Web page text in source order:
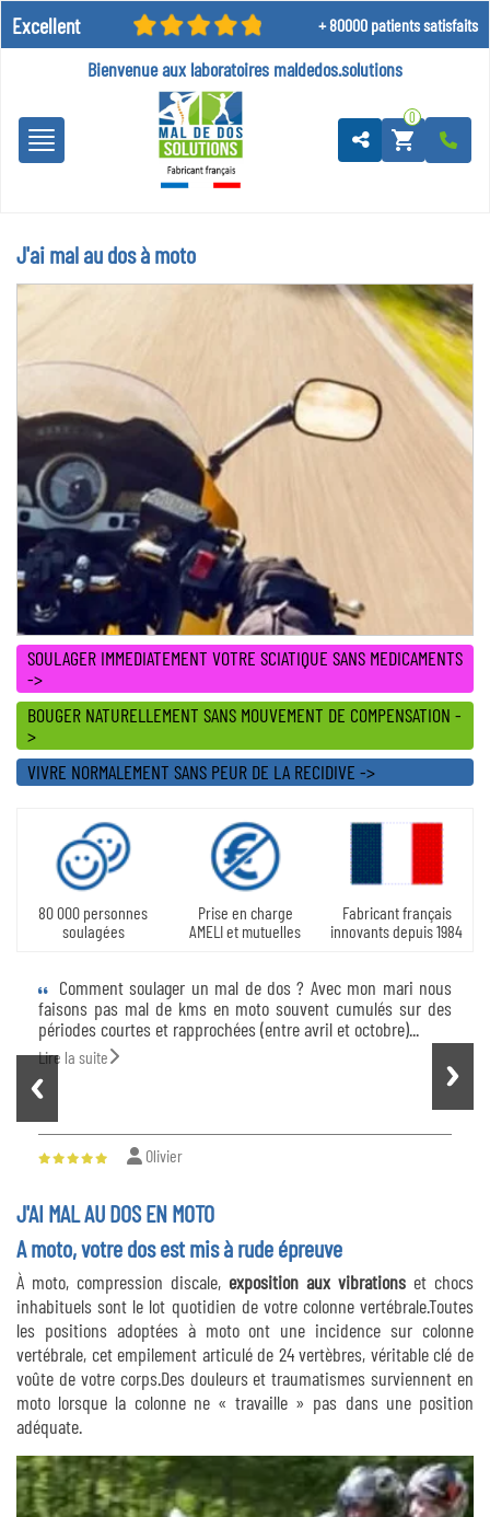
Excellent + 80000 patients satisfaits
Bienvenue aux laboratoires maldedos.solutions
shopping_cart
0
J'ai mal au dos à moto
SOULAGER IMMEDIATEMENT VOTRE SCIATIQUE SANS MEDICAMENTS
->
BOUGER NATURELLEMENT SANS MOUVEMENT DE COMPENSATION -
>
VIVRE NORMALEMENT SANS PEUR DE LA RECIDIVE ->
80 000 personnes
soulagées
Prise en charge
AMELI et mutuelles
Fabricant français
innovants depuis 1984
Comment soulager un mal de dos ? Avec mon mari nous
faisons pas mal de kms en moto souvent cumulés sur des
périodes courtes et rapprochées (entre avril et octobre)...
Lire la suite
Olivier
J'AI MAL AU DOS EN MOTO
A moto, votre dos est mis à rude épreuve
À moto, compression discale, exposition aux vibrations et chocs
inhabituels sont le lot quotidien de votre colonne vertébrale.Toutes
les positions adoptées à moto ont une incidence sur colonne
vertébrale, cet empilement articulé de 24 vertèbres, véritable clé de
voûte de votre corps.Des douleurs et traumatismes surviennent en
moto lorsque la colonne ne « travaille » pas dans une position
adéquate.